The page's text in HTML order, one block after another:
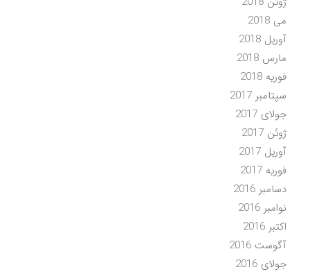
می 2018
آوریل 2018
مارس 2018
فوریه 2018
سپتامبر 2017
جولای 2017
ژوئن 2017
آوریل 2017
فوریه 2017
دسامبر 2016
نوامبر 2016
اکتبر 2016
آگوست 2016
جولای 2016